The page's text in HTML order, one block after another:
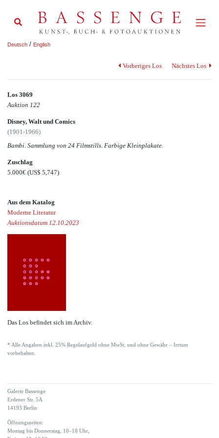
Deutsch / English
Vorheriges Los Nächstes Los
Los 3069
Auktion 122
Disney, Walt und Comics
(1901-1966)
Bambi. Sammlung von 24 Filmstills. Farbige Kleinplakate.
Zuschlag
5.000€ (US$ 5,747)
Aus dem Katalog
Moderne Literatur
Auktionsdatum 12.10.2023
Das Los befindet sich im Archiv.
* Alle Angaben inkl. 25% Regelaufgeld ohne MwSt. und ohne Gewähr – Irrtum
vorbehalten.
Galerie Bassenge
Erdener Str. 5A
14193 Berlin
Öffnungszeiten:
Montag bis Donnerstag, 10–18 Uhr,